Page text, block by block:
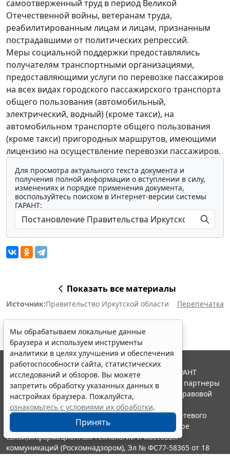
самоотверженный труд в период Великой
Отечественной войны, ветеранам труда,
реабилитированным лицам и лицам, признанным
пострадавшими от политических репрессий.
Меры социальной поддержки предоставлялись
получателям транспортными организациями,
предоставляющими услуги по перевозке пассажиров
на всех видах городского пассажирского транспорта
общего пользования (автомобильный,
электрический, водный) (кроме такси), на
автомобильном транспорте общего пользования
(кроме такси) пригородных маршрутов, имеющими
лицензию на осуществление перевозки пассажиров.
Для просмотра актуального текста документа и
получения полной информации о вступлении в силу,
изменениях и порядке применения документа,
воспользуйтесь поиском в Интернет-версии системы
ГАРАНТ:
Показать все материалы
Источник:Правительство Иркутской области Перепечатка
Мы обрабатываем локальные данные
браузера и используем инструменты
аналитики в целях улучшения и обеспечения
работоспособности сайта, статистических
исследований и обзоров. Вы можете
запретить обработку указанных данных в
настройках браузера. Пожалуйста,
ознакомьтесь с условиями их обработки.
Принять
© ООО "НПП "ГАРАНТ-СЕРВИС", 2026. Система ГАРАНТ
выпускается с 1990 года. Компания "Гарант" и ее партнеры
являются участниками Российской ассоциации правовой
информации ГАРАНТ.
Портал ГАРАНТ.РУ зарегистрирован в качестве сетевого
издания Федеральной службой по надзору в сфере
связи,информационных технологий и массовых
коммуникаций (Роскомнадзором), Эл № ФС77-58365 от 18